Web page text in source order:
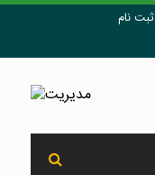
ثبت نام